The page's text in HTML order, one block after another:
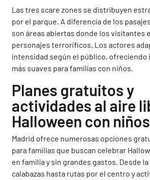
Las tres scare zones se distribuyen
por el parque. A diferencia de los
son áreas abiertas donde los visitantes
personajes terroríficos. Los actores
intensidad según el público, ofreciendo
más suaves para familias con niños.
Planes gratuitos y
actividades al aire
Halloween con niños
Madrid ofrece numerosas opciones
para familias que buscan celebrar
en familia y sin grandes gastos. Desde
calabazas hasta rutas por el centro y